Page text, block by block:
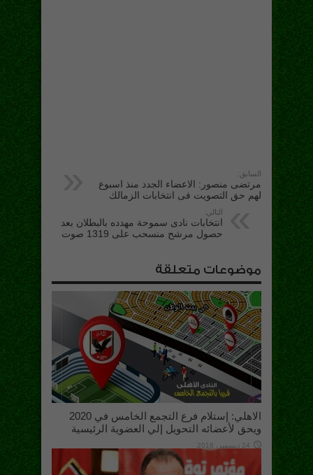
السابق:
مرتضى منصور: الاعضاء الجدد منذ اسبوع
لهم حق التصويت فى انتخابات الزمالك
التالي:
انتخابات نادى سموحة مهدده بالبطلان بعد
حصول مرشح منسحب على 1319 صوت
موضوعات متعلقة
الاهلي: إستلام فرع التجمع الخامس في 2020
ويحق لأعضائه التحويل إلي العضوية الرئيسية
24 ديسمبر، 2018